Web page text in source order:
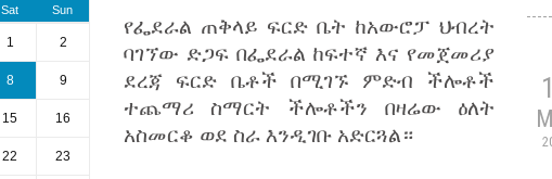
Sat Sun
1 2
8 9
15 16
22 23
የፌደራል ጠቅላይ ፍርድ ቤት ከአውሮፓ ህብረት
ባገኘው ድጋፍ በፌደራል ከፍተኛ እና የመጀመሪያ
ደረጃ ፍርድ ቤቶች በሚገኙ ምድብ ችሎቶች
ተጨማሪ ስማርት ችሎቶችን በዛሬው ዕለት
አስመርቆ ወደ ስራ እንዲገቡ አድርጓል።